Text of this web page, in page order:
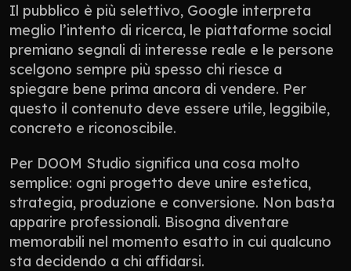
Il pubblico è più selettivo, Google interpreta
meglio l’intento di ricerca, le piattaforme social
premiano segnali di interesse reale e le persone
scelgono sempre più spesso chi riesce a
spiegare bene prima ancora di vendere. Per
questo il contenuto deve essere utile, leggibile,
concreto e riconoscibile.
Per DOOM Studio significa una cosa molto
semplice: ogni progetto deve unire estetica,
strategia, produzione e conversione. Non basta
apparire professionali. Bisogna diventare
memorabili nel momento esatto in cui qualcuno
sta decidendo a chi affidarsi.